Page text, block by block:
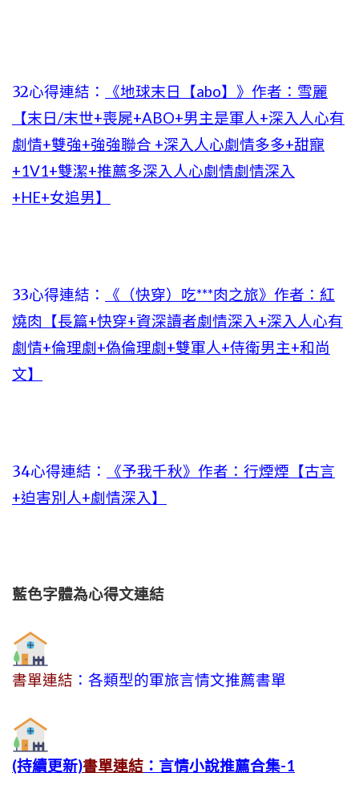
32心得連結：
《地球末日【abo】》作者：雪麗
【末日/末世+喪屍+ABO+男主是軍人+深入人心有
劇情+雙強+強強聯合 +深入人心劇情多多+甜寵
+1V1+雙潔+推薦多深入人心劇情劇情深入
+HE+女追男】
33心得連結：
《（快穿）吃***肉之旅》作者：紅
燒肉【長篇+快穿+資深讀者劇情深入+深入人心有
劇情+倫理劇+偽倫理劇+雙軍人+侍衛男主+和尚
文】
34心得連結：
《予我千秋》作者：行煙煙【古言
+迫害別人+劇情深入】
藍色字體為心得文連結
書單連結 ：各類型的軍旅言情文推薦書單
(持續更新)書單連結 ：言情小說推薦合集-1